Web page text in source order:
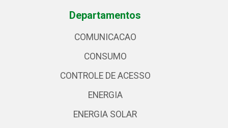
Departamentos
COMUNICACAO
CONSUMO
CONTROLE DE ACESSO
ENERGIA
ENERGIA SOLAR